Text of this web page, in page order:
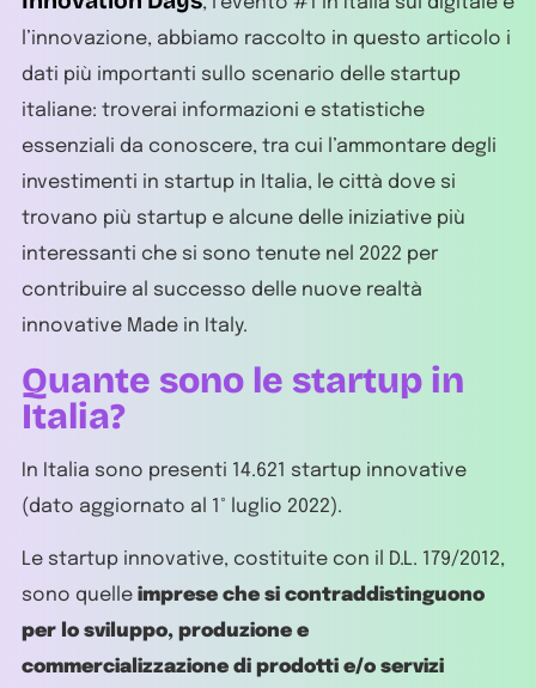
l’innovazione, abbiamo raccolto in questo articolo i
dati più importanti sullo scenario delle startup
italiane: troverai informazioni e statistiche
essenziali da conoscere, tra cui l’ammontare degli
investimenti in startup in Italia, le città dove si
trovano più startup e alcune delle iniziative più
interessanti che si sono tenute nel 2022 per
contribuire al successo delle nuove realtà
innovative Made in Italy.
Quante sono le startup in
Italia?
In Italia sono presenti 14.621 startup innovative
(dato aggiornato al 1° luglio 2022).
Le startup innovative, costituite con il D.L. 179/2012,
sono quelle imprese che si contraddistinguono
per lo sviluppo, produzione e
commercializzazione di prodotti e/o servizi